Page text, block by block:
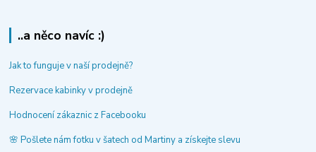
..a něco navíc :)
Jak to funguje v naší prodejně?
Rezervace kabinky v prodejně
Hodnocení zákaznic z Facebooku
🌸 Pošlete nám fotku v šatech od Martiny a získejte slevu